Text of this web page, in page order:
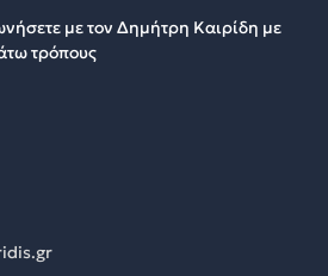
με τον Δημήτρη Καιρίδη με
τρόπους